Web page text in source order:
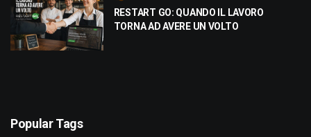
RESTART GO: QUANDO IL LAVORO
TORNA AD AVERE UN VOLTO
Popular Tags